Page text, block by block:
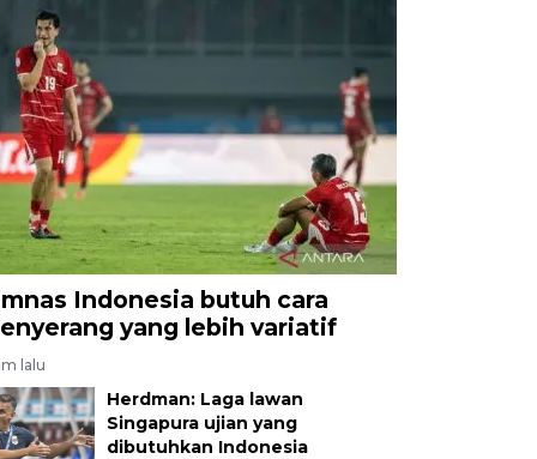
Indonesia butuh cara
yang lebih variatif
lalu
Herdman: Laga lawan
Singapura ujian yang
dibutuhkan Indonesia